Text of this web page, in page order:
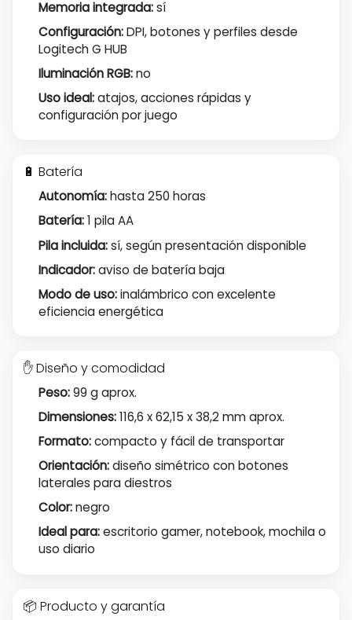
Memoria integrada:sí
Configuración:DPI, botones y perfiles desde
Logitech G HUB
Iluminación RGB:no
Uso ideal:atajos, acciones rápidas y
configuración por juego
🔋 Batería
Autonomía:hasta 250 horas
Batería:1 pila AA
Pila incluida:sí, según presentación disponible
Indicador:aviso de batería baja
Modo de uso:inalámbrico con excelente
eficiencia energética
✋ Diseño y comodidad
Peso:99 g aprox.
Dimensiones:116,6 x 62,15 x 38,2 mm aprox.
Formato:compacto y fácil de transportar
Orientación:diseño simétrico con botones
laterales para diestros
Color:negro
Ideal para:escritorio gamer, notebook, mochila o
uso diario
📦 Producto y garantía